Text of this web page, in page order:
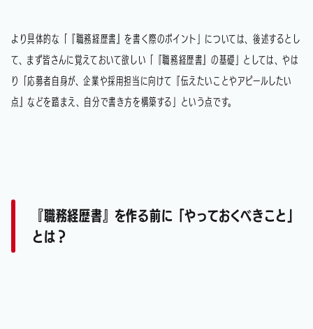
より具体的な「『職務経歴書』を書く際のポイント」については、後述するとし
て、まず皆さんに覚えておいて欲しい「『職務経歴書』の基礎」としては、やは
り「応募者自身が、企業や採用担当に向けて『伝えたいことやアピールしたい
点』などを踏まえ、自分で書き方を構築する」という点です。
『職務経歴書』を作る前に「やっておくべきこと」
とは？